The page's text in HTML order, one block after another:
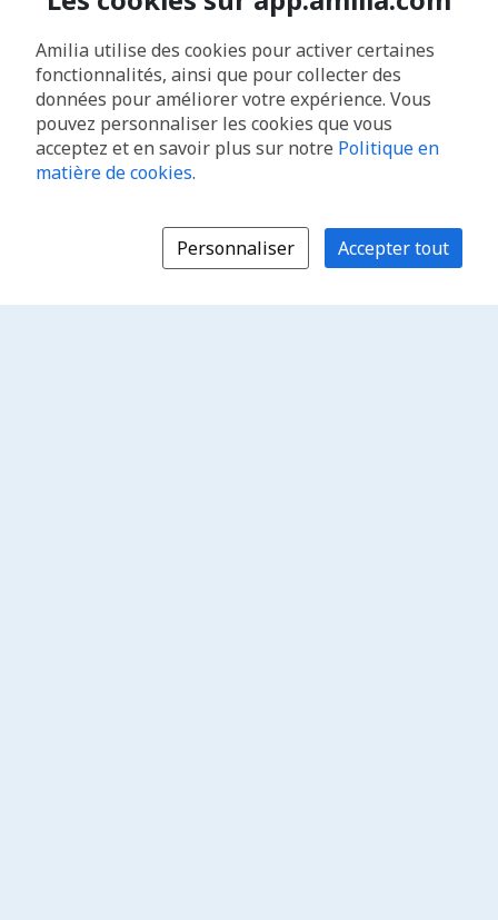
Amilia utilise des cookies pour activer certaines
fonctionnalités, ainsi que pour collecter des
données pour améliorer votre expérience. Vous
pouvez personnaliser les cookies que vous
acceptez et en savoir plus sur notre Politique en
matière de cookies.
Personnaliser Accepter tout